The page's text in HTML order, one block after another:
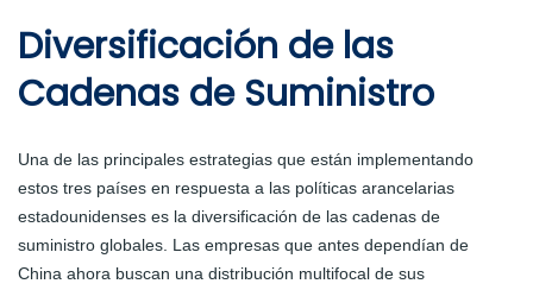
Diversificación de las
Cadenas de Suministro
Una de las principales estrategias que están implementando
estos tres países en respuesta a las políticas arancelarias
estadounidenses es la diversificación de las cadenas de
suministro globales. Las empresas que antes dependían de
China ahora buscan una distribución multifocal de sus